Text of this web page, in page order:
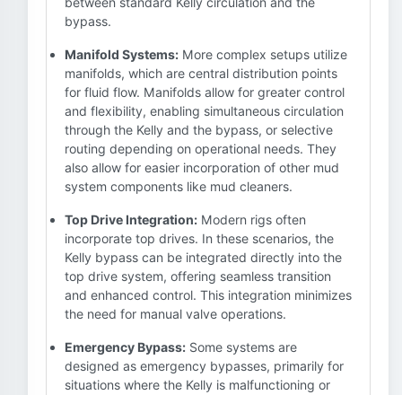
bypass.
Manifold Systems: More complex setups utilize
manifolds, which are central distribution points
for fluid flow. Manifolds allow for greater control
and flexibility, enabling simultaneous circulation
through the Kelly and the bypass, or selective
routing depending on operational needs. They
also allow for easier incorporation of other mud
system components like mud cleaners.
Top Drive Integration: Modern rigs often
incorporate top drives. In these scenarios, the
Kelly bypass can be integrated directly into the
top drive system, offering seamless transition
and enhanced control. This integration minimizes
the need for manual valve operations.
Emergency Bypass: Some systems are
designed as emergency bypasses, primarily for
situations where the Kelly is malfunctioning or